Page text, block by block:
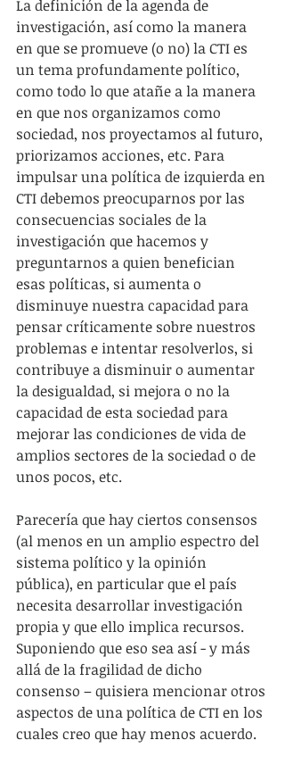
La definición de la agenda de
investigación, así como la manera
en que se promueve (o no) la CTI es
un tema profundamente político,
como todo lo que atañe a la manera
en que nos organizamos como
sociedad, nos proyectamos al futuro,
priorizamos acciones, etc. Para
impulsar una política de izquierda en
CTI debemos preocuparnos por las
consecuencias sociales de la
investigación que hacemos y
preguntarnos a quien benefician
esas políticas, si aumenta o
disminuye nuestra capacidad para
pensar críticamente sobre nuestros
problemas e intentar resolverlos, si
contribuye a disminuir o aumentar
la desigualdad, si mejora o no la
capacidad de esta sociedad para
mejorar las condiciones de vida de
amplios sectores de la sociedad o de
unos pocos, etc.
Parecería que hay ciertos consensos
(al menos en un amplio espectro del
sistema político y la opinión
pública), en particular que el país
necesita desarrollar investigación
propia y que ello implica recursos.
Suponiendo que eso sea así - y más
allá de la fragilidad de dicho
consenso – quisiera mencionar otros
aspectos de una política de CTI en los
cuales creo que hay menos acuerdo.